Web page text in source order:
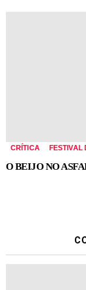
CRÍTICA FESTIVAL
O BEIJO NO